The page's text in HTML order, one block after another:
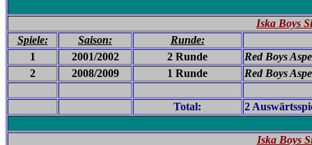
Iska Boys
Spiele:
Saison:
Runde:
1
2001/2002 2 Runde
Red Boys
2
2008/2009 1 Runde Red Boys
Total: 2
Iska Boys